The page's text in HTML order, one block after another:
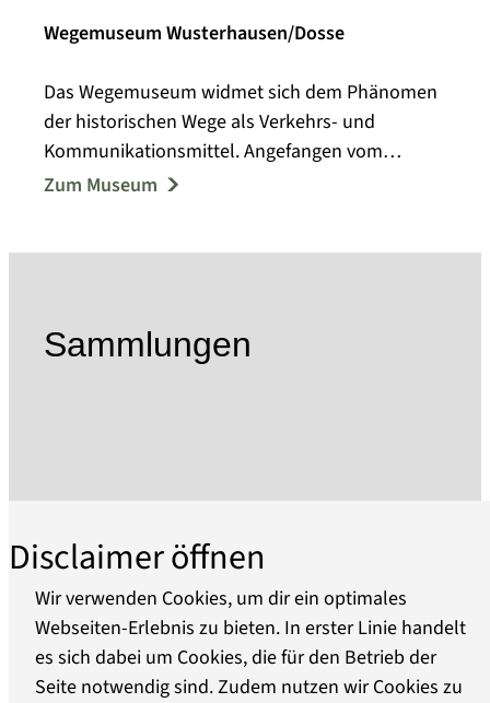
Wegemuseum Wusterhausen/Dosse
Das Wegemuseum widmet sich dem Phänomen
der historischen Wege als Verkehrs- und
Kommunikationsmittel. Angefangen vom
Bohlenweg und Flussschifffahrt bis hin zum
modernes Ausstellungsdesign laden ein zum
interaktiven Entdecken und Erleben von
Wegemuseum die Bibliothek, die
Tourismusinformation und die Galerie Alter
Laden, in der Ausstellungen und
Veranstaltungen stattfinden. Der idyllische,
historische Innenhof des Herbst’schen Hauses
Zum Museum
Sammlungen
Über uns
Disclaimer öffnen
Wir verwenden Cookies, um dir ein optimales
Webseiten-Erlebnis zu bieten. In erster Linie handelt
es sich dabei um Cookies, die für den Betrieb der
Seite notwendig sind. Zudem nutzen wir Cookies zu